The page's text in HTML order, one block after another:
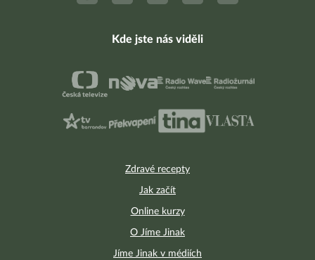
Zdravé recepty
Jak začít
Online kurzy
O Jíme Jinak
Jíme Jinak v médiích
Kde jste nás viděli